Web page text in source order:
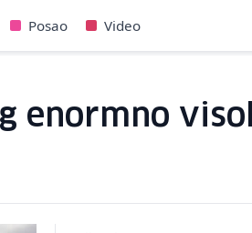
Posao Video
enormno